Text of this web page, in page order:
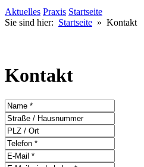
Aktuelles Praxis Startseite
Sie sind hier: Startseite » Kontakt
Kontakt